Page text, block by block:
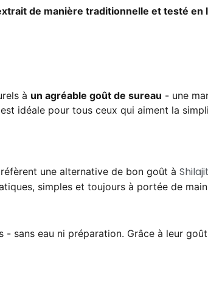
de manière traditionnelle et testé en
à un agréable goût de sureau - une
idéale pour tous ceux qui aiment la
une alternative de bon goût à
simples et toujours à portée de
sans eau ni préparation. Grâce à leur